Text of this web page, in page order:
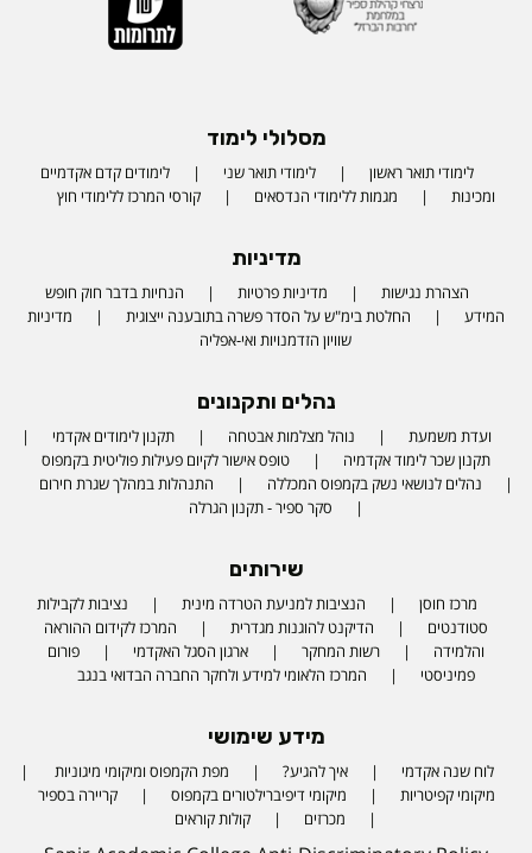
מסלולי לימוד
לימודי תואר ראשון לימודי תואר שני
לימודים קדם אקדמיים
ומכינות
מגמות ללימודי הנדסאים קורסי המרכז ללימודי חוץ
מדיניות
הצהרת נגישות מדיניות פרטיות
הנחיות בדבר חוק חופש
המידע
החלטת בימ"ש על הסדר פשרה בתובענה ייצוגית
מדיניות
שוויון הזדמנויות ואי-אפליה
נהלים ותקנונים
ועדת משמעת נוהל מצלמות אבטחה
תקנון לימודים אקדמי
תקנון שכר לימוד אקדמיה
טופס אישור לקיום פעילות פוליטית בקמפוס
נהלים לנושאי נשק בקמפוס המכללה
התנהלות במהלך שגרת חירום
סקר ספיר - תקנון הגרלה
שירותים
מרכז חוסן הנציבות למניעת הטרדה מינית
נציבות לקבילות
סטודנטים
הדיקנט להוגנות מגדרית
המרכז לקידום ההוראה
והלמידה
רשות המחקר ארגון הסגל האקדמי
פורום
פמיניסטי
המרכז הלאומי למידע ולחקר החברה הבדואי בנגב
מידע שימושי
לוח שנה אקדמי איך להגיע?
מפת הקמפוס ומיקומי מיגוניות
מיקומי קפיטריות
מיקומי דיפיברילטורים בקמפוס
קריירה בספיר
מכרזים
קולות קוראים